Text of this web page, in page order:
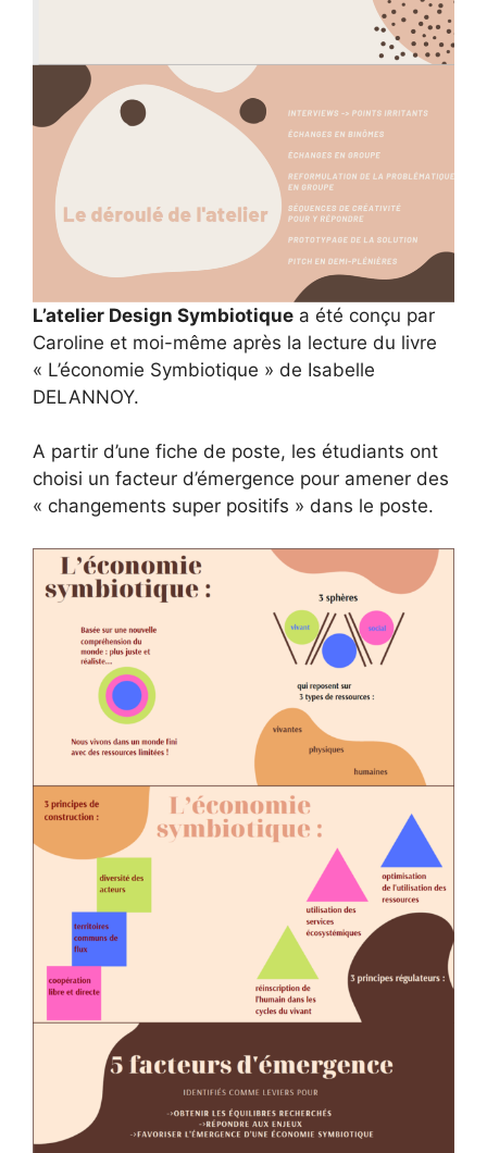
L’atelier Design Symbiotique a été conçu par
Caroline et moi-même après la lecture du livre
« L’économie Symbiotique » de Isabelle
DELANNOY.
A partir d’une fiche de poste, les étudiants ont
choisi un facteur d’émergence pour amener des
« changements super positifs » dans le poste.